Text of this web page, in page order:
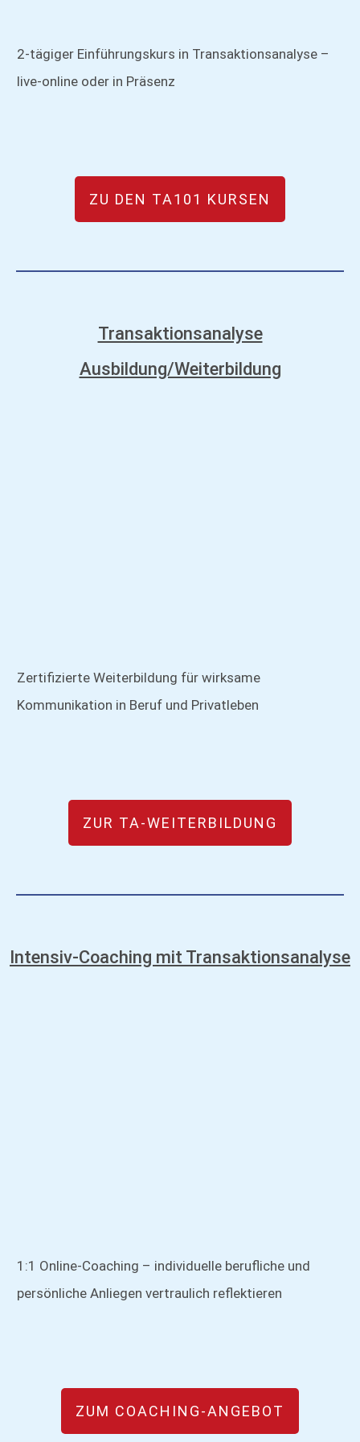
2-tägiger Einführungskurs in Transaktionsanalyse –
live-online oder in Präsenz
ZU DEN TA101 KURSEN
Transaktionsanalyse
Ausbildung/Weiterbildung
Zertifizierte Weiterbildung für wirksame
Kommunikation in Beruf und Privatleben
ZUR TA-WEITERBILDUNG
Intensiv-Coaching mit Transaktionsanalyse
1:1 Online-Coaching – individuelle berufliche und
persönliche Anliegen vertraulich reflektieren
ZUM COACHING-ANGEBOT